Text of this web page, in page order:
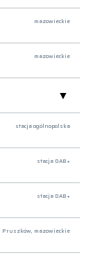
mazowieckie
mazowieckie
stacja ogólnopolska
stacja DAB+
stacja DAB+
Pruszków, mazowieckie